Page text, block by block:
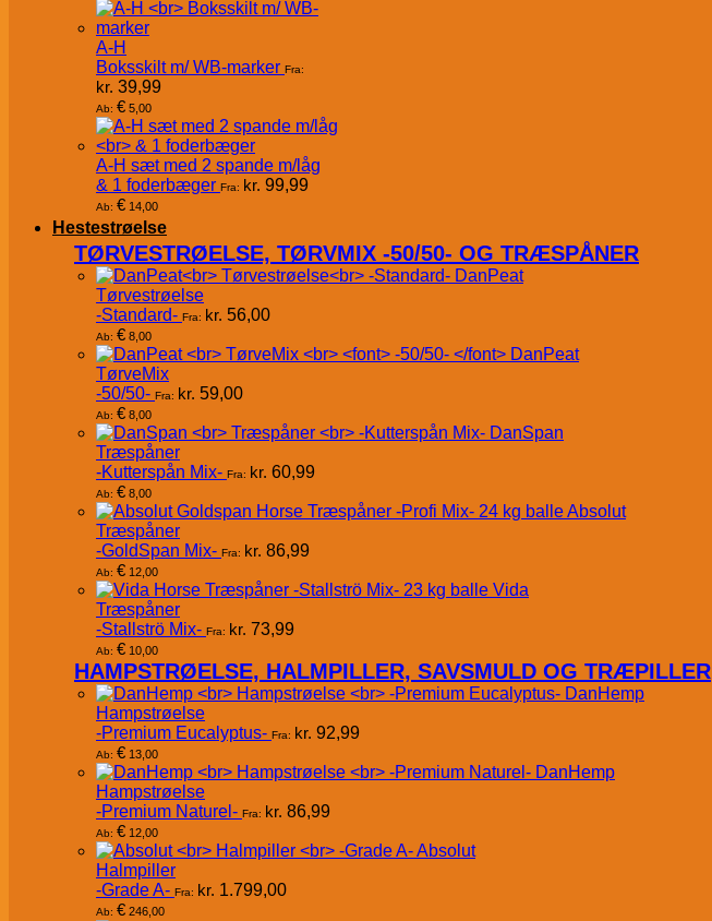
A-H
Boksskilt m/ WB-marker Fra:
kr. 39,99
Ab: € 5,00
A-H sæt med 2 spande m/låg
& 1 foderbæger Fra: kr. 99,99
Ab: € 14,00
Hestestrøelse
TØRVESTRØELSE, TØRVMIX -50/50- OG TRÆSPÅNER
DanPeat
Tørvestrøelse
-Standard- Fra: kr. 56,00
Ab: € 8,00
DanPeat
TørveMix
-50/50- Fra: kr. 59,00
Ab: € 8,00
DanSpan
Træspåner
-Kutterspån Mix- Fra: kr. 60,99
Ab: € 8,00
Absolut
Træspåner
-GoldSpan Mix- Fra: kr. 86,99
Ab: € 12,00
Vida
Træspåner
-Stallströ Mix- Fra: kr. 73,99
Ab: € 10,00
HAMPSTRØELSE, HALMPILLER, SAVSMULD OG TRÆPILLER
DanHemp
Hampstrøelse
-Premium Eucalyptus- Fra: kr. 92,99
Ab: € 13,00
DanHemp
Hampstrøelse
-Premium Naturel- Fra: kr. 86,99
Ab: € 12,00
Absolut
Halmpiller
-Grade A- Fra: kr. 1.799,00
Ab: € 246,00